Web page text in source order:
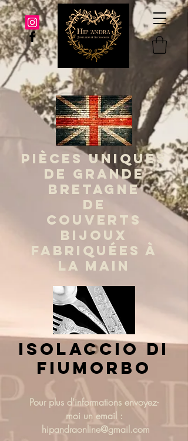
PIÈCES UNIQUES
DE GRANDE
BRETAGNE
DE
COUVERTS
BIJOUX
FABRIQUÉES À
LA MAIN
isolaccio di
fiumorbo
Pour plus d'informations envoyez-
moi un email :
hipandraonline@gmail.com